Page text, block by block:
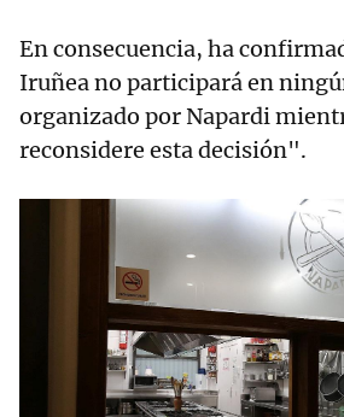
En consecuencia, ha
Iruñea no participará en
organizado por Napardi
reconsidere esta decisión".